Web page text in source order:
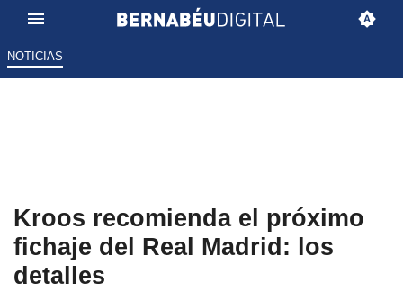
NOTICIAS
Kroos recomienda el próximo
fichaje del Real Madrid: los
detalles